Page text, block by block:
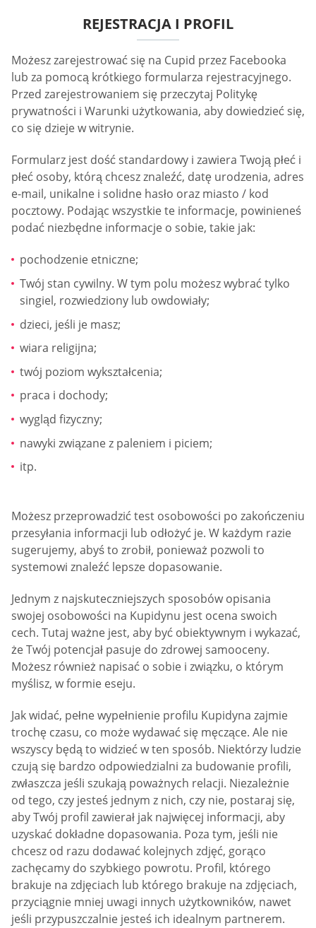
REJESTRACJA I PROFIL
Możesz zarejestrować się na Cupid przez Facebooka
lub za pomocą krótkiego formularza rejestracyjnego.
Przed zarejestrowaniem się przeczytaj Politykę
prywatności i Warunki użytkowania, aby dowiedzieć się,
co się dzieje w witrynie.
Formularz jest dość standardowy i zawiera Twoją płeć i
płeć osoby, którą chcesz znaleźć, datę urodzenia, adres
e-mail, unikalne i solidne hasło oraz miasto / kod
pocztowy. Podając wszystkie te informacje, powinieneś
podać niezbędne informacje o sobie, takie jak:
pochodzenie etniczne;
Twój stan cywilny. W tym polu możesz wybrać tylko
singiel, rozwiedziony lub owdowiały;
dzieci, jeśli je masz;
wiara religijna;
twój poziom wykształcenia;
praca i dochody;
wygląd fizyczny;
nawyki związane z paleniem i piciem;
itp.
Możesz przeprowadzić test osobowości po zakończeniu
przesyłania informacji lub odłożyć je. W każdym razie
sugerujemy, abyś to zrobił, ponieważ pozwoli to
systemowi znaleźć lepsze dopasowanie.
Jednym z najskuteczniejszych sposobów opisania
swojej osobowości na Kupidynu jest ocena swoich
cech. Tutaj ważne jest, aby być obiektywnym i wykazać,
że Twój potencjał pasuje do zdrowej samooceny.
Możesz również napisać o sobie i związku, o którym
myślisz, w formie eseju.
Jak widać, pełne wypełnienie profilu Kupidyna zajmie
trochę czasu, co może wydawać się męczące. Ale nie
wszyscy będą to widzieć w ten sposób. Niektórzy ludzie
czują się bardzo odpowiedzialni za budowanie profili,
zwłaszcza jeśli szukają poważnych relacji. Niezależnie
od tego, czy jesteś jednym z nich, czy nie, postaraj się,
aby Twój profil zawierał jak najwięcej informacji, aby
uzyskać dokładne dopasowania. Poza tym, jeśli nie
chcesz od razu dodawać kolejnych zdjęć, gorąco
zachęcamy do szybkiego powrotu. Profil, którego
brakuje na zdjęciach lub którego brakuje na zdjęciach,
przyciągnie mniej uwagi innych użytkowników, nawet
jeśli przypuszczalnie jesteś ich idealnym partnerem.